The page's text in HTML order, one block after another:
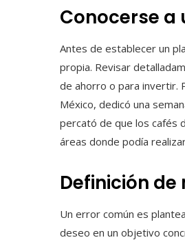
Conocerse a
Antes de establecer un
propia. Revisar
de ahorro o para invertir.
México, dedicó una
percató de que los cafés
áreas donde podía
Definición
Un error común es
deseo en un objetivo